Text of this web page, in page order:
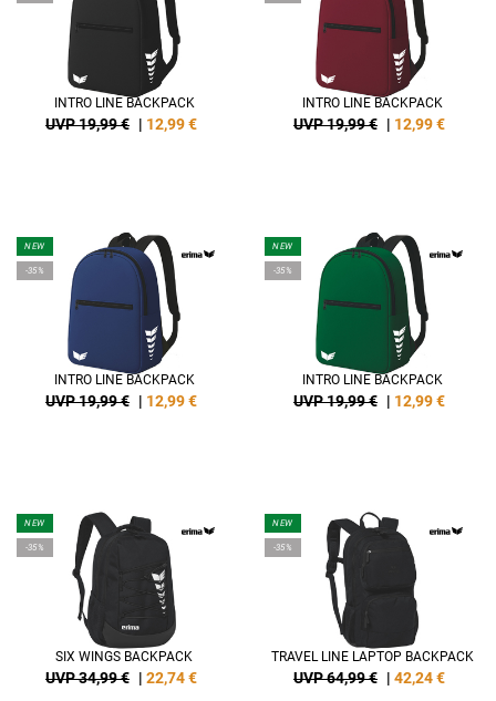
INTRO LINE BACKPACK
UVP 19,99 € | 12,99€
INTRO LINE BACKPACK
UVP 19,99 € | 12,99€
NEW
-35%
INTRO LINE BACKPACK
UVP 19,99 € | 12,99€
NEW
-35%
INTRO LINE BACKPACK
UVP 19,99 € | 12,99€
NEW
-35%
SIX WINGS BACKPACK
UVP 34,99 € | 22,74€
NEW
-35%
TRAVEL LINE LAPTOP BACKPACK
UVP 64,99 € | 42,24€